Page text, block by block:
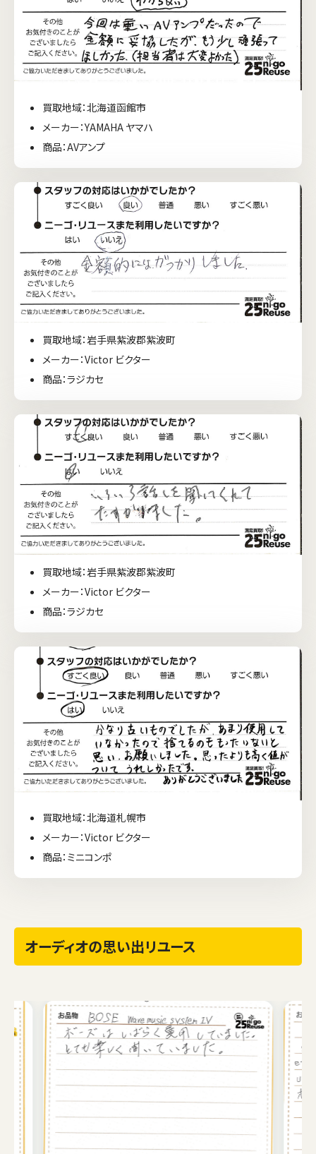
買取地域：北海道函館市
メーカー：YAMAHA ヤマハ
商品：AVアンプ
買取地域：岩手県紫波郡紫波町
メーカー：Victor ビクター
商品：ラジカセ
買取地域：岩手県紫波郡紫波町
メーカー：Victor ビクター
商品：ラジカセ
買取地域：北海道札幌市
メーカー：Victor ビクター
商品：ミニコンポ
オーディオの思い出リユース